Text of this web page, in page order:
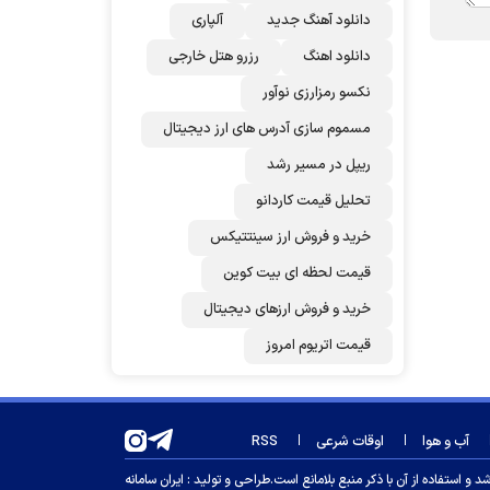
دانلود آهنگ جدید
آلپاری
دانلود اهنگ
رزرو هتل خارجی
نکسو رمزارزی نوآور
مسموم سازی آدرس های ارز دیجیتال
ریپل در مسیر رشد
تحلیل قیمت کاردانو
خرید و فروش ارز سینتتیکس
قیمت لحظه ای بیت کوین
خرید و فروش ارزهای دیجیتال
قیمت اتریوم امروز
آب و هوا اوقات شرعی RSS
استفاده از آن با ذکر منبع بلامانع است.طراحی و تولید : ایران سامانه